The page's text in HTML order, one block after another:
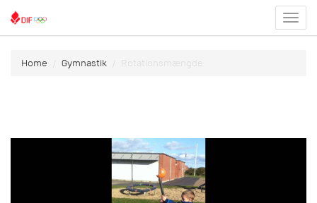
menu
Home Gymnastik Rotationsmængde